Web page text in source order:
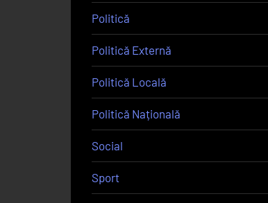
Politică
Politică Externă
Politică Locală
Politică Națională
Social
Sport